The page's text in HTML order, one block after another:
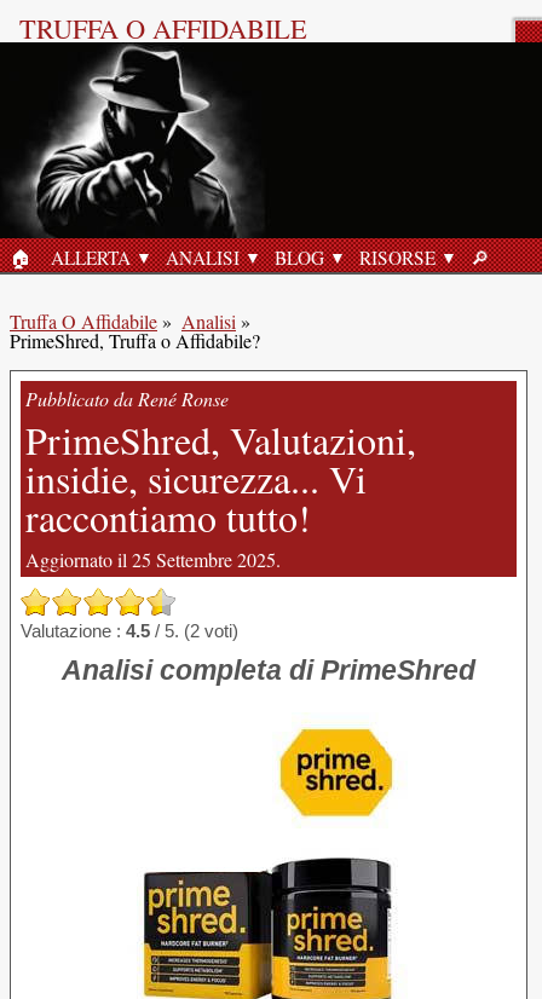
TRUFFA O AFFIDABILE
HOME
🏠︎ ALLERTA ANALISI BLOG RISORSE 🔎︎
Truffa O Affidabile» Analisi»
PrimeShred, Truffa o Affidabile?
Pubblicato da René Ronse
PrimeShred, Valutazioni,
insidie, sicurezza... Vi
raccontiamo tutto!
Aggiornato il 25 Settembre 2025.
Valutazione : 4.5 / 5. (2 voti)
Analisi completa di PrimeShred